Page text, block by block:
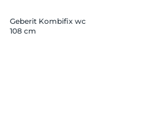
Geberit Kombifix wc
108 cm